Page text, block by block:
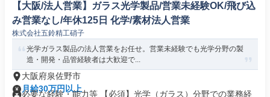
【大阪/法人営業】ガラス光学製品/営業未経験OK/飛び込
み営業なし/年休125日 化学/素材法人営業
株式会社五鈴精工硝子
光学ガラス製品の法人営業をお任せ。営業未経験でも光学分野の製
造・開発・品管経験者は大歓迎で...
大阪府泉佐野市
月給30万円以上
必要な経験・能力等 【必須】光学（ガラス）分野での業務経